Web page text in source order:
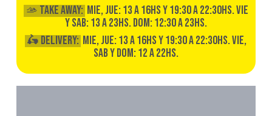
🫴 Take Away: MIE, JUE: 13 a 16hs y 19:30 a 22:30hs. VIE
Y SAB: 13 a 23hs. DOM: 12:30 a 23hs.
🛵 Delivery: MIE, JUE: 13 a 16hs y 19:30 a 22:30hs. VIE,
SAB Y DOM: 12 a 22hs.